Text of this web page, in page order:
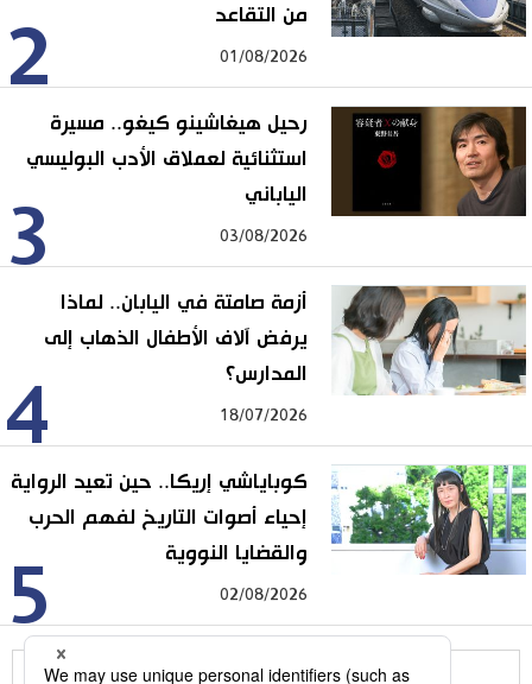
2
من التقاعد
01/08/2026
3
رحيل هيغاشينو كيغو.. مسيرة
استثنائية لعملاق الأدب البوليسي
الياباني
03/08/2026
4
أزمة صامتة في اليابان.. لماذا
يرفض آلاف الأطفال الذهاب إلى
المدارس؟
18/07/2026
5
كوباياشي إريكا.. حين تعيد الرواية
إحياء أصوات التاريخ لفهم الحرب
والقضايا النووية
02/08/2026